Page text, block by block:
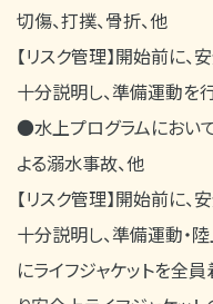
切傷、打撲、骨折、他
【リスク管理】開始前に
十分説明し、準備運動を
●水上プログラムにおい
よる溺水事故、他
【リスク管理】開始前に
十分説明し、準備運動・
にライフジャケットを全